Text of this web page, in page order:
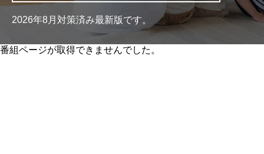
2026年8月対策済み最新版です。
番組ページが取得できませんでした。